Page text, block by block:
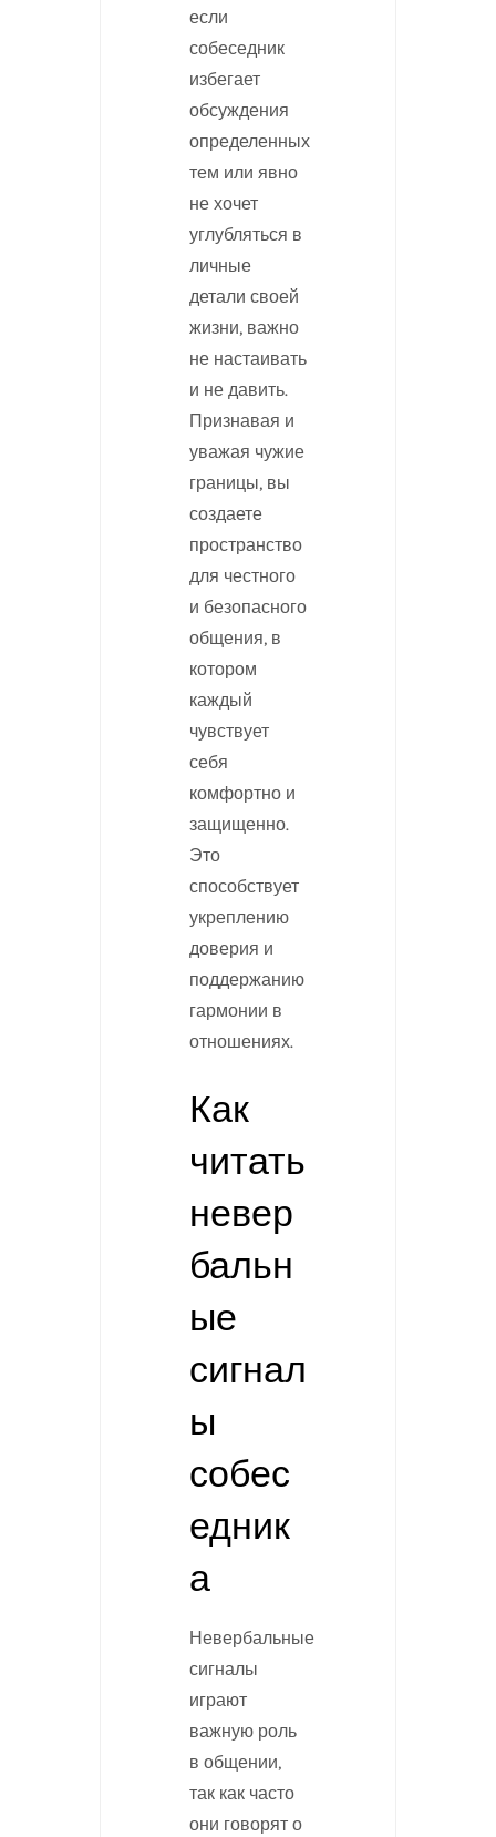
если
собеседник
избегает
обсуждения
определенных
тем или явно
не хочет
углубляться в
личные
детали своей
жизни, важно
не настаивать
и не давить.
Признавая и
уважая чужие
границы, вы
создаете
пространство
для честного
и безопасного
общения, в
котором
каждый
чувствует
себя
комфортно и
защищенно.
Это
способствует
укреплению
доверия и
поддержанию
гармонии в
отношениях.
Как
читать
невер
бальн
ые
сигнал
ы
собес
едник
а
Невербальные
сигналы
играют
важную роль
в общении,
так как часто
они говорят о